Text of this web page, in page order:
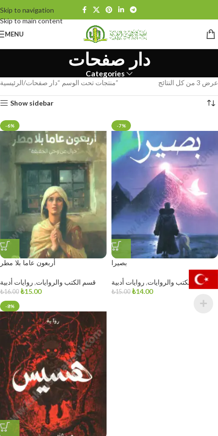
Skip to navigation
Skip to main content
MENU
دار صفحات
Categories
الرئيسية منتجات تحت الوسم “دار صفحات” عرض ⁦3⁩ من كل النتائج
Show sidebar
-6%
أربعون عاما بلا مطر
قسم الكتب والروايات, روايات أدبية
₺16.00 ₺15.00
-7%
بصيرا
قسم الكتب والروايات, روايات أدبية
₺15.00 ₺14.00
-8%